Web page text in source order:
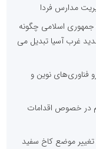
مدارس فردا
جمهوری اسلامی چگونه
غرب آسیا تبدیل می
فناوری‌های نوین و
در خصوص اقدامات
موضع کاخ سفید